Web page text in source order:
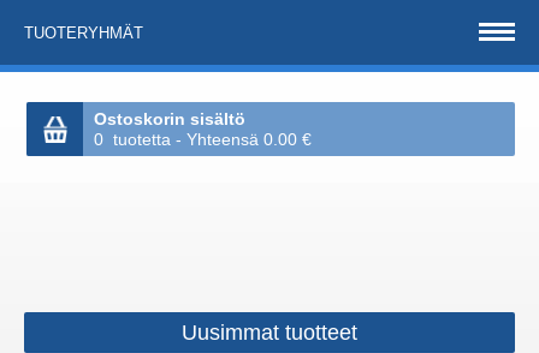
TUOTERYHMÄT
Ostoskorin sisältö
0 tuotetta - Yhteensä 0.00 €
Uusimmat tuotteet